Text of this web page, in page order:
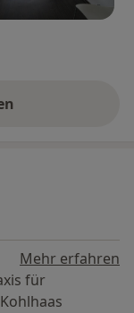
Mehr erfahren
für